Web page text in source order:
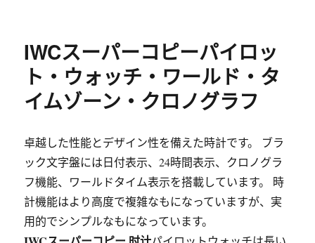
IWCスーパーコピーパイロッ
ト・ウォッチ・ワールド・タ
イムゾーン・クロノグラフ
卓越した性能とデザイン性を備えた時計です。 ブラ
ック文字盤には日付表示、24時間表示、クロノグラ
フ機能、ワールドタイム表示を搭載しています。 時
計機能はより高度で複雑なもになっていますが、実
用的でシンプルなもになっています。